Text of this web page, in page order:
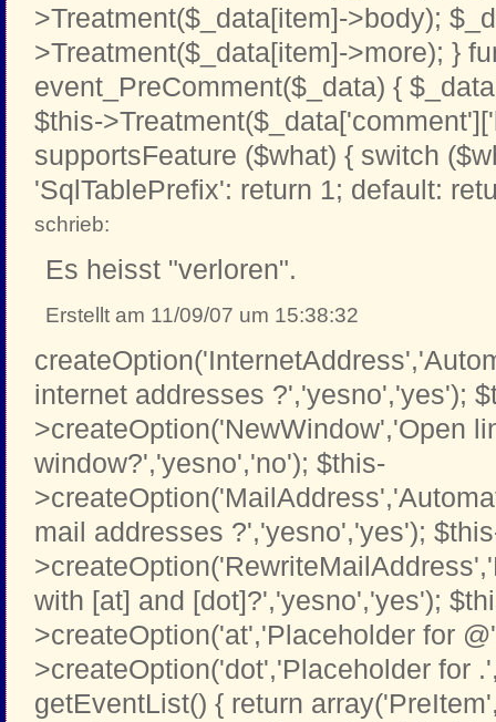
>Treatment($_data[item]->body);
>Treatment($_data[item]->more); }
event_PreComment($_data) {
$this-
supportsFeature ($what) { switch
'SqlTablePrefix': return 1; default:
schrieb:
Es heisst "verloren".
Erstellt am 11/09/07 um 15:38:32
internet addresses ?','yesno','yes');
>createOption('NewWindow','Open
window?','yesno','no'); $this-
mail addresses ?','yesno','yes');
with [at] and [dot]?','yesno','yes');
>createOption('at','Placeholder for
>createOption('dot','Placeholder for
getEventList() { return